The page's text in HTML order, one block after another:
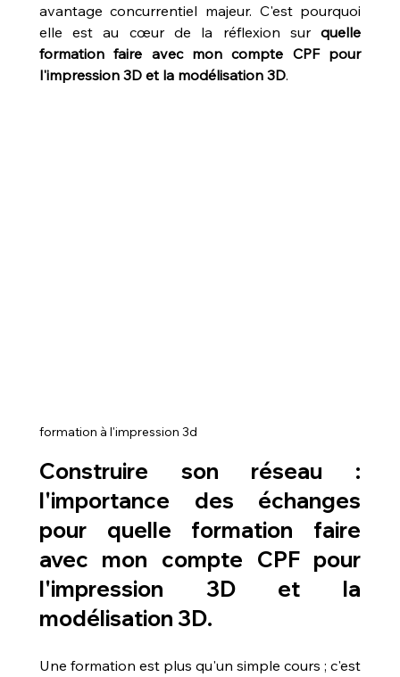
avantage concurrentiel majeur. C'est pourquoi
elle est au cœur de la réflexion sur quelle
formation faire avec mon compte CPF pour
l'impression 3D et la modélisation 3D.
formation à l'impression 3d
Construire son réseau :
l'importance des échanges
pour quelle formation faire
avec mon compte CPF pour
l'impression 3D et la
modélisation 3D.
Une formation est plus qu'un simple cours ; c'est